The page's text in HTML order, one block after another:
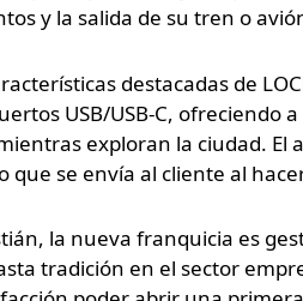
y la salida de su tren o
destacadas de
USB/USB-C, ofreciendo
exploran la ciudad. El
que se envía al cliente al
la nueva franquicia es
tradición en el sector